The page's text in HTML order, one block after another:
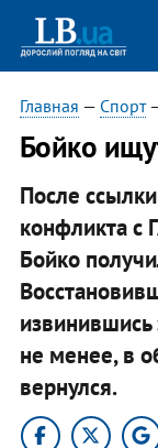
Главная — Спорт
Бойко
После
конфликта с
Бойко
извинившись
не менее, в
вернулся.​